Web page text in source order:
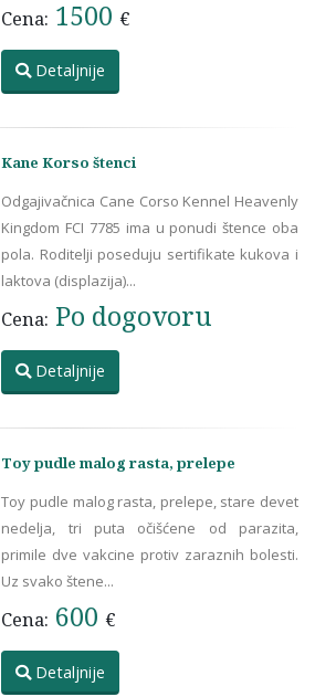
Cena: 1500 €
Detaljnije
Kane Korso štenci
Odgajivačnica Cane Corso Kennel Heavenly
Kingdom FCI 7785 ima u ponudi štence oba
pola. Roditelji poseduju sertifikate kukova i
laktova (displazija)...
Cena: Po dogovoru
Detaljnije
Toy pudle malog rasta, prelepe
Toy pudle malog rasta, prelepe, stare devet
nedelja, tri puta očišćene od parazita,
primile dve vakcine protiv zaraznih bolesti.
Uz svako štene...
Cena: 600 €
Detaljnije